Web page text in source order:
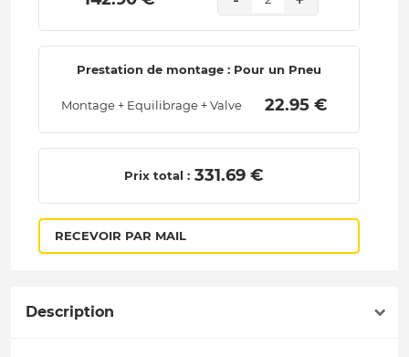
Prestation de montage : Pour un Pneu
Montage + Equilibrage + Valve 22.95 €
Prix total : 331.69 €
RECEVOIR PAR MAIL
Description